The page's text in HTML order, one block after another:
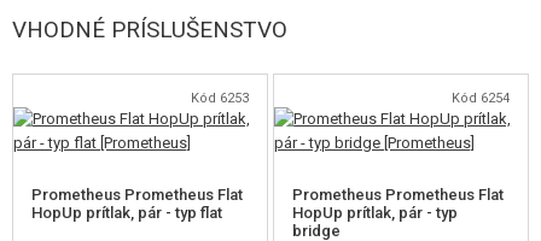
VHODNÉ PRÍSLUŠENSTVO
Kód 6253
Prometheus Prometheus Flat
HopUp prítlak, pár - typ flat
Kód 6254
Prometheus Prometheus Flat
HopUp prítlak, pár - typ
bridge